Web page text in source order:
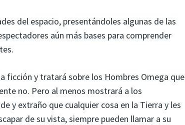
del espacio, presentándoles algunas de las
aún más bases para comprender
ficción y tratará sobre los Hombres Omega que
no. Pero al menos mostrará a los
y extraño que cualquier cosa en la Tierra y les
de su vista, siempre pueden llamar a su